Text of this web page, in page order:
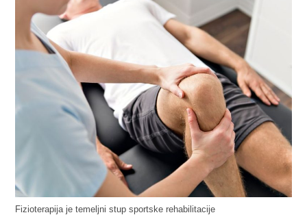
Fizioterapija je temeljni stup sportske rehabilitacije